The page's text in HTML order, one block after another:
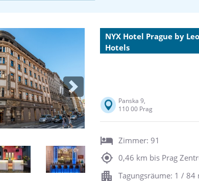
Next
NYX Hotel Prague by
Hotels
Panska 9,
110 00 Prag
Zimmer: 91
0,46 km bis Prag
Tagungsräume: 1 / 84